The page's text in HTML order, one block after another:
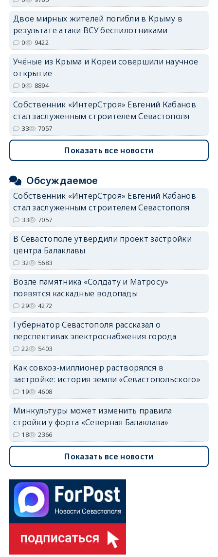
erid: 2SDnjdvhGXG
Двое мирных жителей погибли в Крыму в
результате атаки ВСУ беспилотниками
0 9422
Учёные из Крыма и Кореи совершили научное
открытие
0 8894
Собственник «ИнтерСтроя» Евгений Кабанов
стал заслуженным строителем Севастополя
33 7057
Показать все новости
Обсуждаемое
Собственник «ИнтерСтроя» Евгений Кабанов
стал заслуженным строителем Севастополя
33 7057
В Севастополе утвердили проект застройки
центра Балаклавы
32 5683
Возле памятника «Солдату и Матросу»
появятся каскадные водопады
29 4272
Губернатор Севастополя рассказал о
перспективах электроснабжения города
22 5403
Как совхоз-миллионер растворялся в
застройке: история земли «Севастопольского»
19 4608
Минкультуры может изменить правила
стройки у форта «Северная Балаклава»
18 2366
Показать все новости